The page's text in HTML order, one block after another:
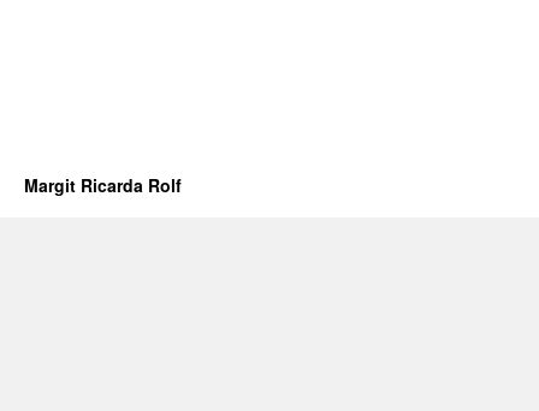
Margit Ricarda Rolf